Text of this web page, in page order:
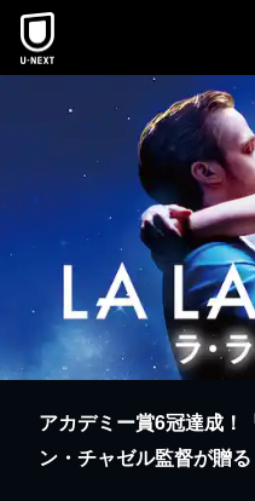
本文へスキップ
アカデミー賞6冠達成！
ン・チャゼル監督が贈